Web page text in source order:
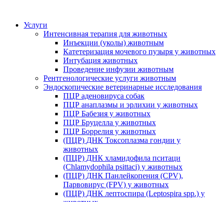
Услуги
Интенсивная терапия для животных
Инъекции (уколы) животным
Катетеризация мочевого пузыря у животных
Интубация животных
Проведение инфузии животным
Рентгенологические услуги животным
Эндоскопические ветеринарные исследования
ПЦР аденовируса собак
ПЦР анаплазмы и эрлихии у животных
ПЦР Бабезия у животных
ПЦР Бруцелла у животных
ПЦР Боррелия у животных
(ПЦР) ДНК Токсоплазма гондии у
животных
(ПЦР) ДНК хламидофила пситаци
(Chlamydophila psittaci) у животных
(ПЦР) ДНК Панлейкопения (CPV),
Парвовирус (FPV) у животных
(ПЦР) ДНК лептоспира (Leptospira spp.) у